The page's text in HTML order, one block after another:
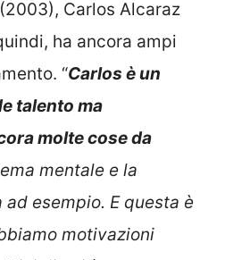
Carlos Alcaraz
ha ancora ampi
“Carlos è un
talento ma
molte cose da
mentale e la
esempio. E questa è
motivazioni